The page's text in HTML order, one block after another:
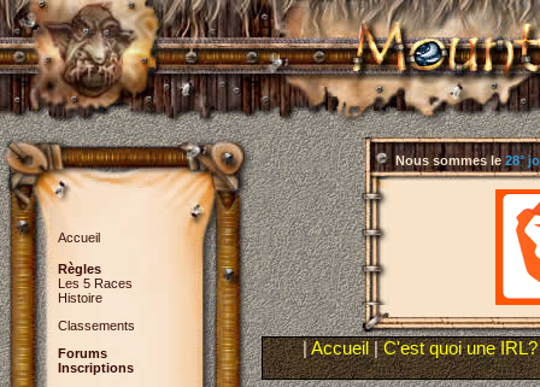
Accueil
Règles
Les 5 Races
Histoire
Classements
Forums
Inscriptions
Nous sommes le 28°
|Accueil|C'est quoi une IRL?